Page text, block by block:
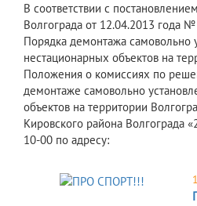
В соответствии с
Волгограда от 12.04.2013 года
Порядка демонтажа самовольно
нестационарных объектов на
Положения о комиссиях по
демонтаже самовольно
объектов на территории
Кировского района Волгограда
10-00 по адресу: